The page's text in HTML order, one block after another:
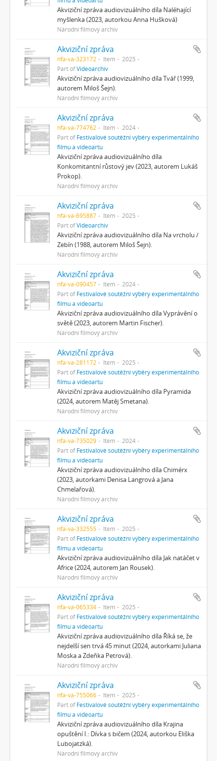
Akviziční zpráva audiovizuálního díla Naléhající
myšlenka (2023, autorkou Anna Hušková)
Národní filmový archiv
Akviziční zpráva
nfa-va-323172 Item
2025
Part ofVideoarchiv
Akviziční zpráva audiovizuálního díla Tvář (1999,
autorem Miloš Šejn).
Národní filmový archiv
Akviziční zpráva
nfa-va-774762 Item
2024
Part ofFestivalové soutěžní výběry experimentálního
filmu a videoartu
Akviziční zpráva audiovizuálního díla
Konkomitantní růstový jev (2023, autorem Lukáš
Prokop).
Národní filmový archiv
Akviziční zpráva
nfa-va-695887 Item
2025
Part ofVideoarchiv
Akviziční zpráva audiovizuálního díla Na vrcholu /
Zebín (1988, autorem Miloš Šejn).
Národní filmový archiv
Akviziční zpráva
nfa-va-090457 Item
2024
Part ofFestivalové soutěžní výběry experimentálního
filmu a videoartu
Akviziční zpráva audiovizuálního díla Vyprávění o
světě (2023, autorem Martin Fischer).
Národní filmový archiv
Akviziční zpráva
nfa-va-281172 Item
2025
Part ofFestivalové soutěžní výběry experimentálního
filmu a videoartu
Akviziční zpráva audiovizuálního díla Pyramida
(2024, autorem Matěj Smetana).
Národní filmový archiv
Akviziční zpráva
nfa-va-735029 Item
2024
Part ofFestivalové soutěžní výběry experimentálního
filmu a videoartu
Akviziční zpráva audiovizuálního díla Chimérx
(2023, autorkami Denisa Langrová a Jana
Chmelařová).
Národní filmový archiv
Akviziční zpráva
nfa-va-332555 Item
2025
Part ofFestivalové soutěžní výběry experimentálního
filmu a videoartu
Akviziční zpráva audiovizuálního díla Jak natáčet v
Africe (2024, autorem Jan Rousek).
Národní filmový archiv
Akviziční zpráva
nfa-va-065334 Item
2025
Part ofFestivalové soutěžní výběry experimentálního
filmu a videoartu
Akviziční zpráva audiovizuálního díla Říká se, že
nejdelší sen trvá 45 minut (2024, autorkami Juliana
Moska a Zdeňka Petrová).
Národní filmový archiv
Akviziční zpráva
nfa-va-755066 Item
2025
Part ofFestivalové soutěžní výběry experimentálního
filmu a videoartu
Akviziční zpráva audiovizuálního díla Krajina
opuštění I.: Dívka s bičem (2024, autorkou Eliška
Lubojatzká).
Národní filmový archiv